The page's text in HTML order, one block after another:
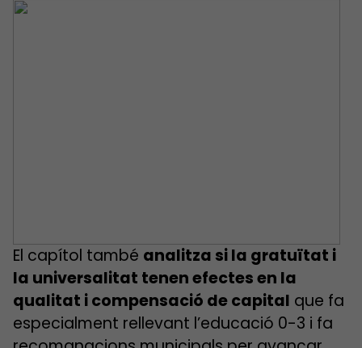
El capítol també analitza si la gratuïtat i
la universalitat tenen efectes en la
qualitat i compensació de capital que fa
especialment rellevant l’educació 0-3 i fa